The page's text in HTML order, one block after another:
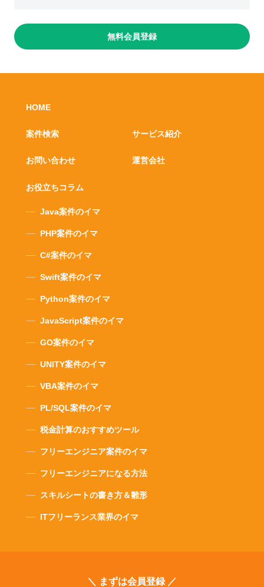
無料会員登録
HOME
案件検索 サービス紹介
運営会社
お問い合わせ
お役立ちコラム
Java案件のイマ
PHP案件のイマ
C#案件のイマ
Swift案件のイマ
Python案件のイマ
JavaScript案件のイマ
GO案件のイマ
UNITY案件のイマ
VBA案件のイマ
PL/SQL案件のイマ
税金計算のおすすめツール
フリーエンジニア案件のイマ
フリーエンジニアになる方法
スキルシートの書き方＆雛形
ITフリーランス業界のイマ
＼ まずは会員登録 ／